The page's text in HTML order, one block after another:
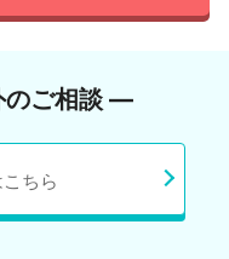
のご相談 ―
ちら